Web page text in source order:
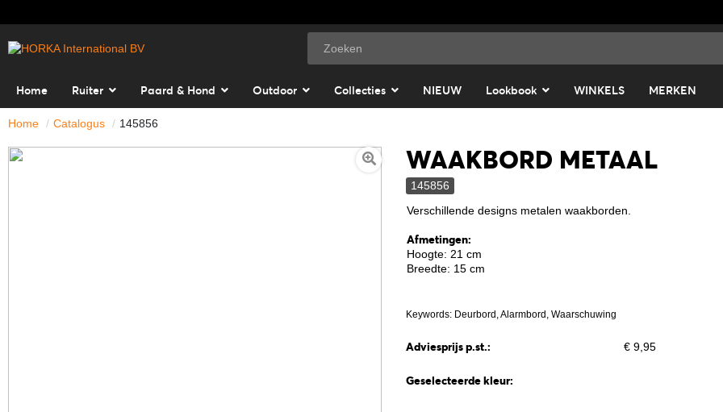
Home Ruiter Paard & Hond Outdoor Collecties NIEUW Lookbook WINKELS MERKEN
Home Catalogus 145856
WAAKBORD METAAL
145856
Verschillende designs metalen waakborden.
Afmetingen:
Hoogte: 21 cm
Breedte: 15 cm
Keywords: Deurbord, Alarmbord, Waarschuwing
Adviesprijs p.st.: € 9,95
Geselecteerde kleur: